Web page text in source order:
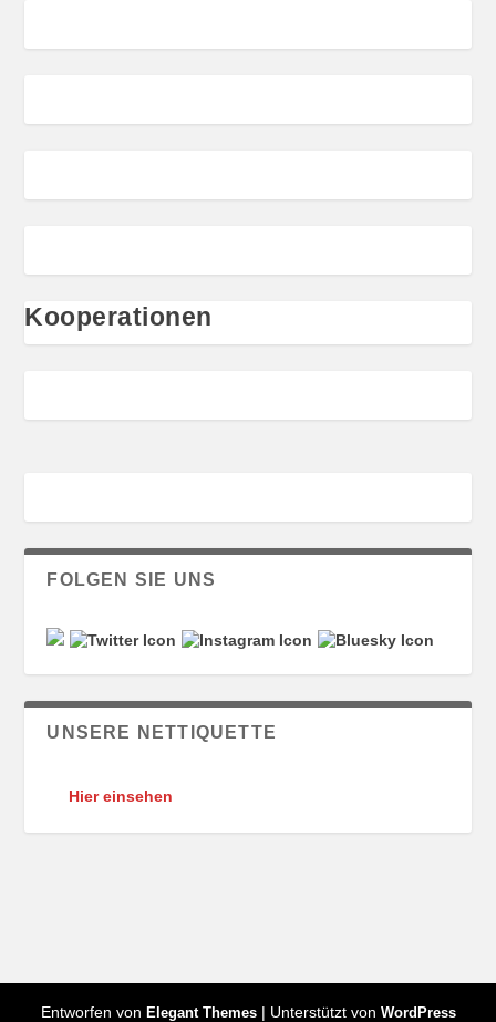
Kooperationen
FOLGEN SIE UNS
UNSERE NETTIQUETTE
Hier einsehen
Entworfen von Elegant Themes| Unterstützt von WordPress